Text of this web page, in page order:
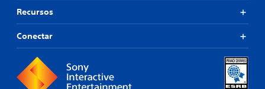
Recursos
Conectar